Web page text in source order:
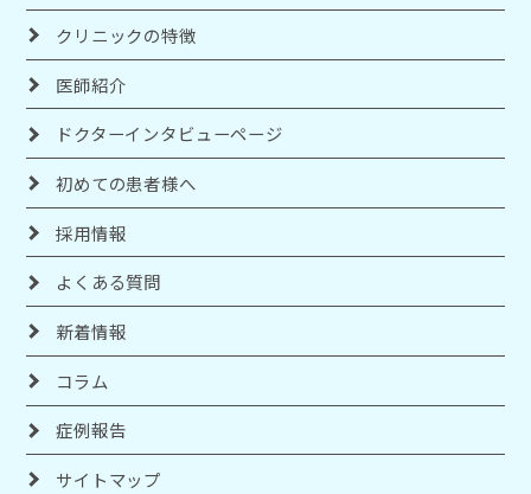
クリニックの特徴
医師紹介
ドクターインタビューページ
初めての患者様へ
採用情報
よくある質問
新着情報
コラム
症例報告
サイトマップ